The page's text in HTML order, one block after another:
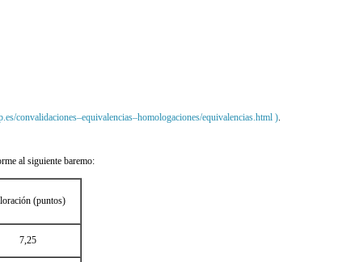
convalidaciones–equivalencias–homologaciones/equivalencias.html ).
al siguiente baremo:
(puntos)
7,25